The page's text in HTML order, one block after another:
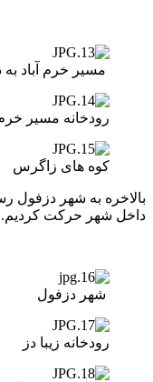
مسیر خرم آباد
رودخانه مسیر خرم
کوه های زاگرس
بالاخره به شهر دزفول
داخل شهر حرکت کردیم.
شهر دزفول
رودخانه زیبا دز